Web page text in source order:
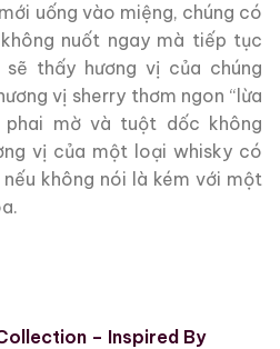
uống vào miệng, chúng có
nuốt ngay mà tiếp tục
thấy hương vị của chúng
vị sherry thơm ngon “lừa
phai mờ và tuột dốc không
vị của một loại whisky có
không nói là kém với một
– Inspired By